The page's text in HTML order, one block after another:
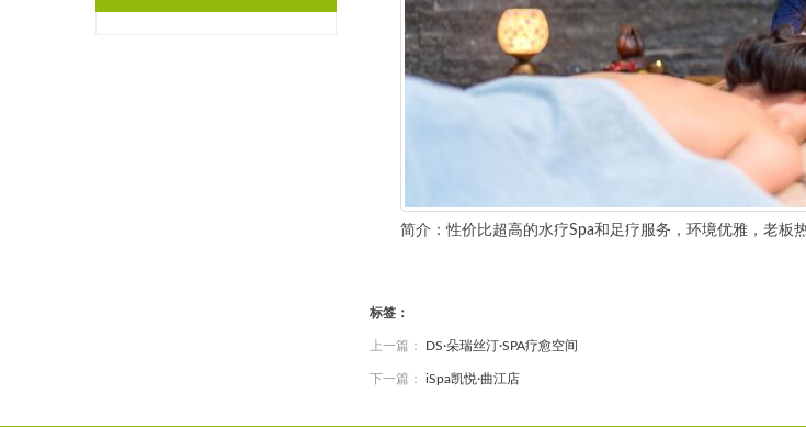
简介：性价比超高的水疗Spa和足疗服务，环境优雅，老板
标签：
上一篇： DS·朵瑞丝汀·SPA疗愈空间
下一篇： iSpa凯悦·曲江店